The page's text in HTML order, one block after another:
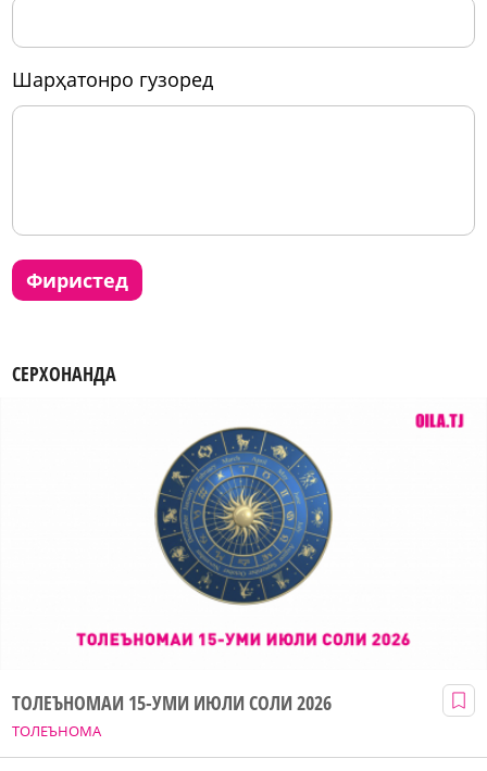
шарҳатонро гузоред
фиристед
СЕРХОНАНДА
ТОЛЕЪНОМА
ТОЛЕЪНОМАИ 15-УМИ ИЮЛИ СОЛИ 2026